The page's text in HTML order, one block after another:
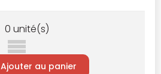
0 unité(s)
Ajouter au panier